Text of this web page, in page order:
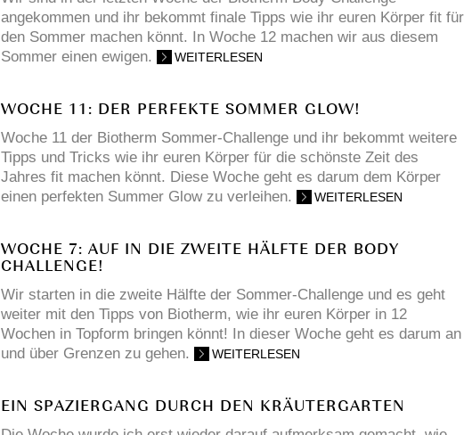
angekommen und ihr bekommt finale Tipps wie ihr euren Körper fit für
den Sommer machen könnt. In Woche 12 machen wir aus diesem
Sommer einen ewigen.
WEITERLESEN
WOCHE 11: DER PERFEKTE SOMMER GLOW!
Woche 11 der Biotherm Sommer-Challenge und ihr bekommt weitere
Tipps und Tricks wie ihr euren Körper für die schönste Zeit des
Jahres fit machen könnt. Diese Woche geht es darum dem Körper
einen perfekten Summer Glow zu verleihen.
WEITERLESEN
WOCHE 7: AUF IN DIE ZWEITE HÄLFTE DER BODY
CHALLENGE!
Wir starten in die zweite Hälfte der Sommer-Challenge und es geht
weiter mit den Tipps von Biotherm, wie ihr euren Körper in 12
Wochen in Topform bringen könnt! In dieser Woche geht es darum an
und über Grenzen zu gehen.
WEITERLESEN
EIN SPAZIERGANG DURCH DEN KRÄUTERGARTEN